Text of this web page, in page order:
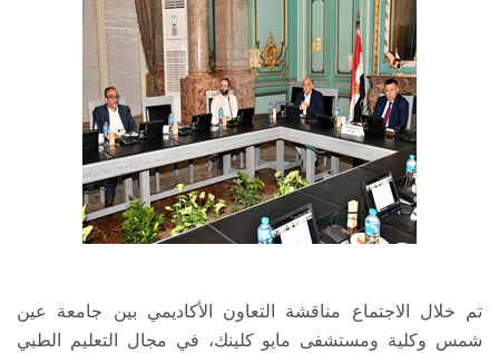
تم خلال الاجتماع مناقشة التعاون الأكاديمي بين جامعة عين
شمس وكلية ومستشفى مايو كلينك، في مجال التعليم الطبي